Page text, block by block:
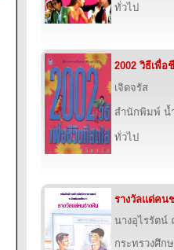
ทั่วไป
2002 วิธีเพื่อ
เจิดจรัส
สำนักพิมพ์ น้
ทั่วไป
รางวัลแด่คน
นางอุไรรัตน์
กระทรวงศึก